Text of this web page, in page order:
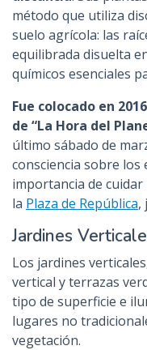
método que utiliza
suelo agrícola: las
equilibrada disuelta
químicos esenciales
Fue colocado en
de “La Hora del
último sábado de
consciencia sobre los
importancia de
la Plaza de República,
Jardines
Los jardines
vertical y terrazas
tipo de superficie e
lugares no
vegetación.